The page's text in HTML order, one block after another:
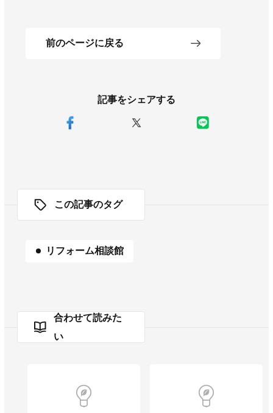
記事をシェアする
前のページに戻る
この記事のタグ
リフォーム相談館
合わせて読みた
い